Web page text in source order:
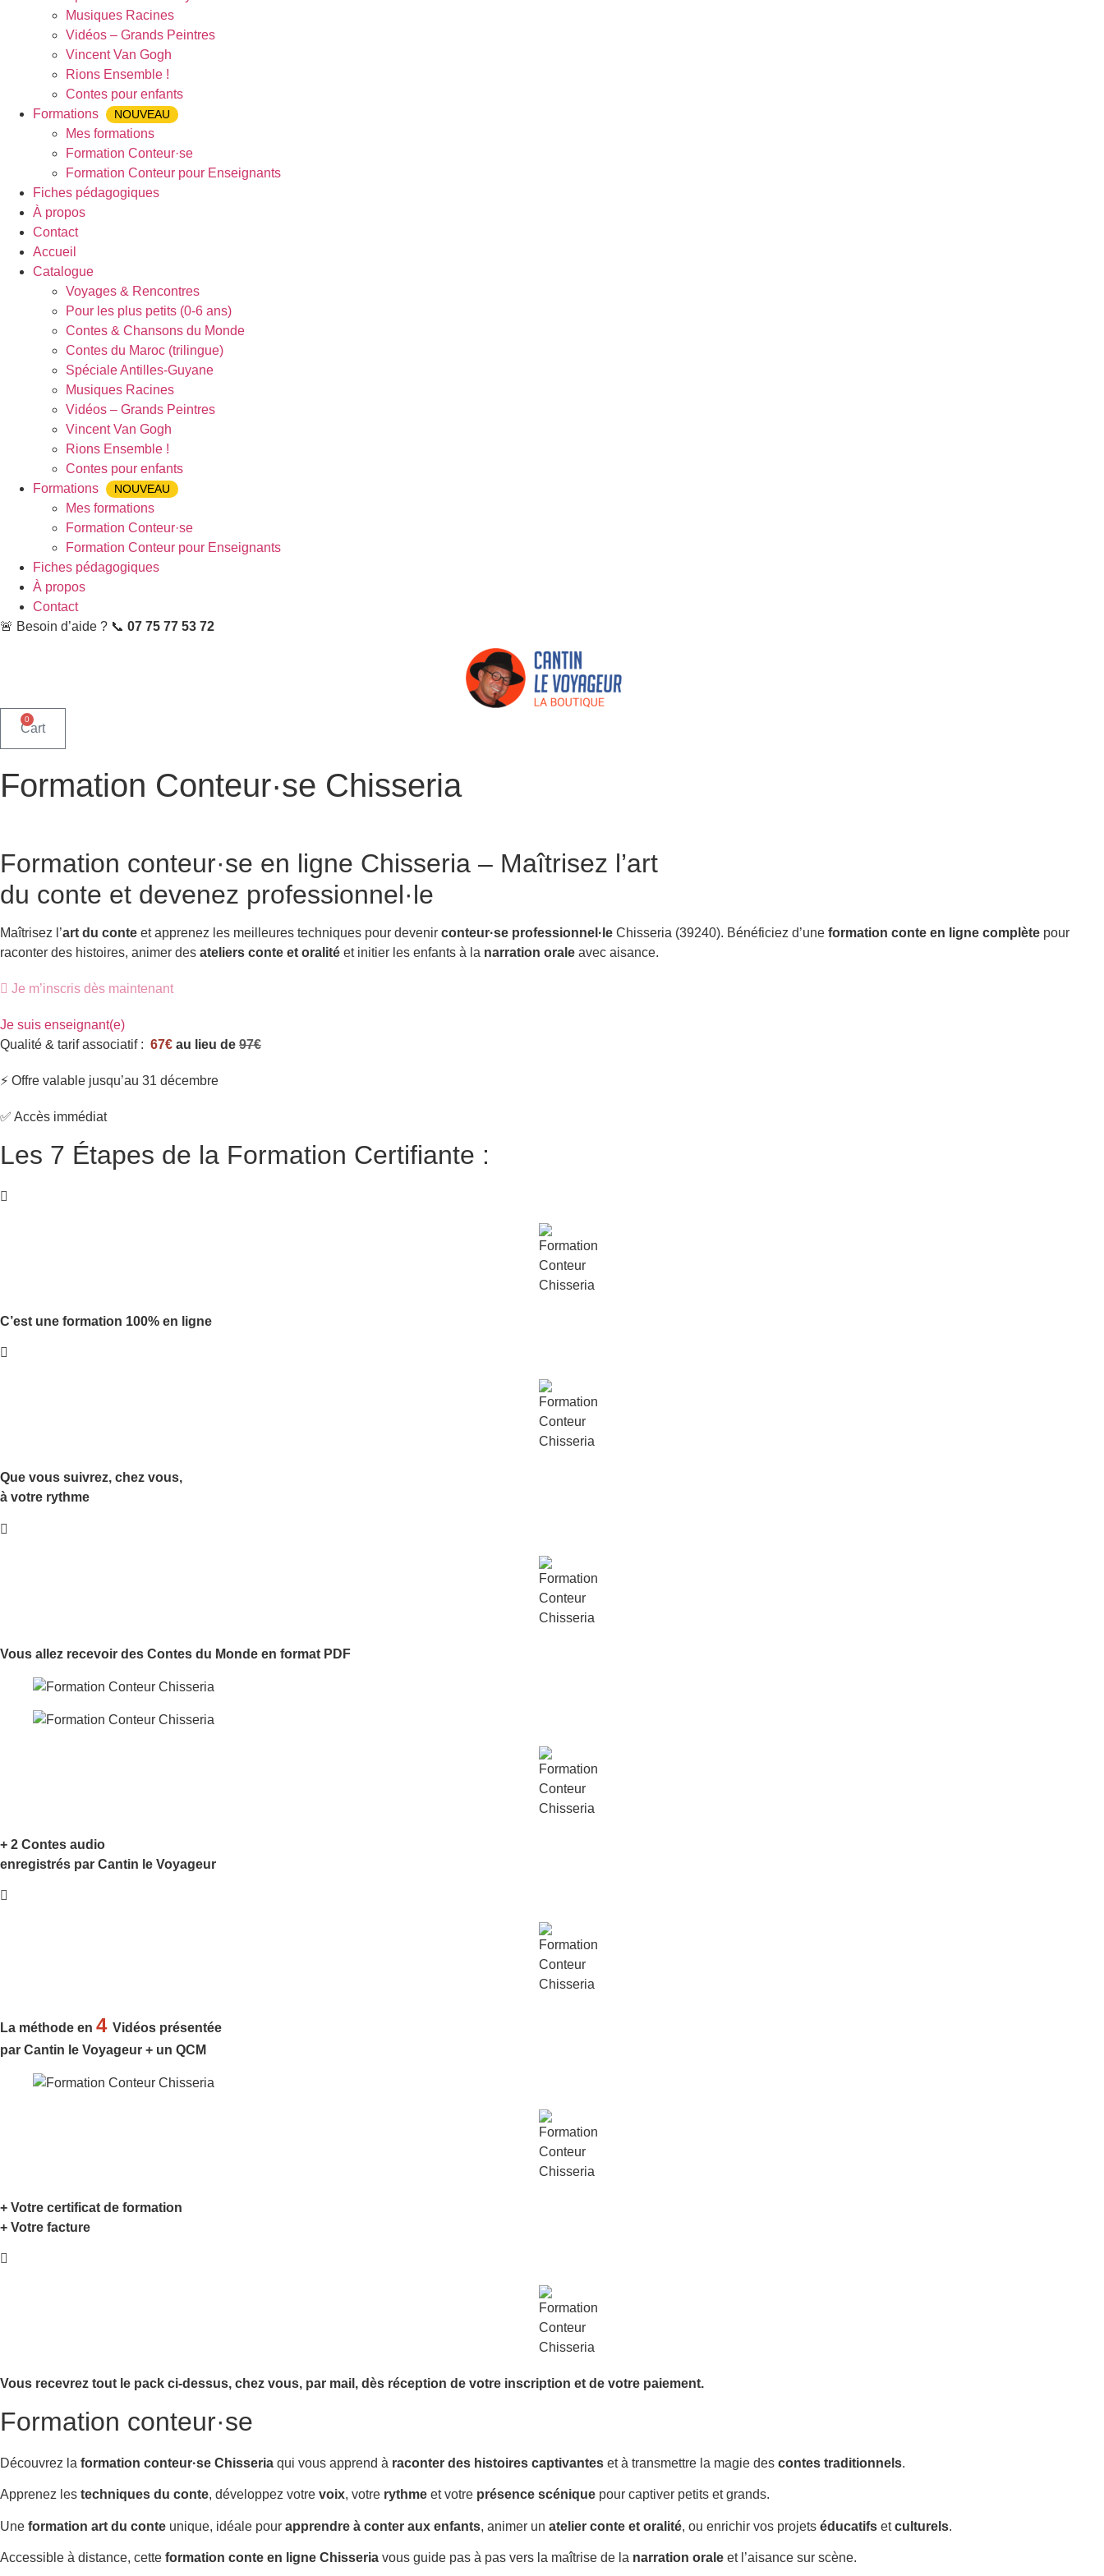
Musiques Racines
Vidéos – Grands Peintres
Vincent Van Gogh
Rions Ensemble !
Contes pour enfants
Formations
NOUVEAU
Mes formations
Formation Conteur·se
Formation Conteur pour Enseignants
Fiches pédagogiques
À propos
Contact
Accueil
Catalogue
Voyages & Rencontres
Pour les plus petits (0-6 ans)
Contes & Chansons du Monde
Contes du Maroc (trilingue)
Spéciale Antilles-Guyane
Musiques Racines
Vidéos – Grands Peintres
Vincent Van Gogh
Rions Ensemble !
Contes pour enfants
Formations
NOUVEAU
Mes formations
Formation Conteur·se
Formation Conteur pour Enseignants
Fiches pédagogiques
À propos
Contact
🚨 Besoin d’aide ? 📞 07 75 77 53 72
0
Cart
Formation Conteur·se Chisseria
Formation conteur·se en ligne Chisseria – Maîtrisez l’art
du conte et devenez professionnel·le
Maîtrisez l’art du conte et apprenez les meilleures techniques pour devenir conteur·se professionnel·le Chisseria (39240). Bénéficiez d’une formation conte en ligne complète pour
raconter des histoires, animer des ateliers conte et oralité et initier les enfants à la narration orale avec aisance.
Je m’inscris dès maintenant
Je suis enseignant(e)
Qualité & tarif associatif : 67€ au lieu de 97€
⚡ Offre valable jusqu’au 31 décembre
✅ Accès immédiat
Les 7 Étapes de la Formation Certifiante :
C’est une formation 100% en ligne
Que vous suivrez, chez vous,
à votre rythme
Vous allez recevoir des Contes du Monde en format PDF
+ 2 Contes audio
enregistrés par Cantin le Voyageur
La méthode en 4 Vidéos présentée
par Cantin le Voyageur + un QCM
+ Votre certificat de formation
+ Votre facture
Vous recevrez tout le pack ci-dessus, chez vous, par mail, dès réception de votre inscription et de votre paiement.
Formation conteur·se
Découvrez la formation conteur·se Chisseria qui vous apprend à raconter des histoires captivantes et à transmettre la magie des contes traditionnels.
Apprenez les techniques du conte, développez votre voix, votre rythme et votre présence scénique pour captiver petits et grands.
Une formation art du conte unique, idéale pour apprendre à conter aux enfants, animer un atelier conte et oralité, ou enrichir vos projets éducatifs etculturels.
Accessible à distance, cette formation conte en ligne Chisseria vous guide pas à pas vers la maîtrise de la narration orale et l’aisance sur scène.